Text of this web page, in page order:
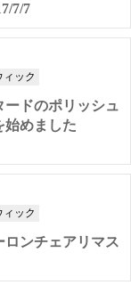
7/7
ィック
ドのポリッシュ
始めました
ィック
ロンチェアリマス